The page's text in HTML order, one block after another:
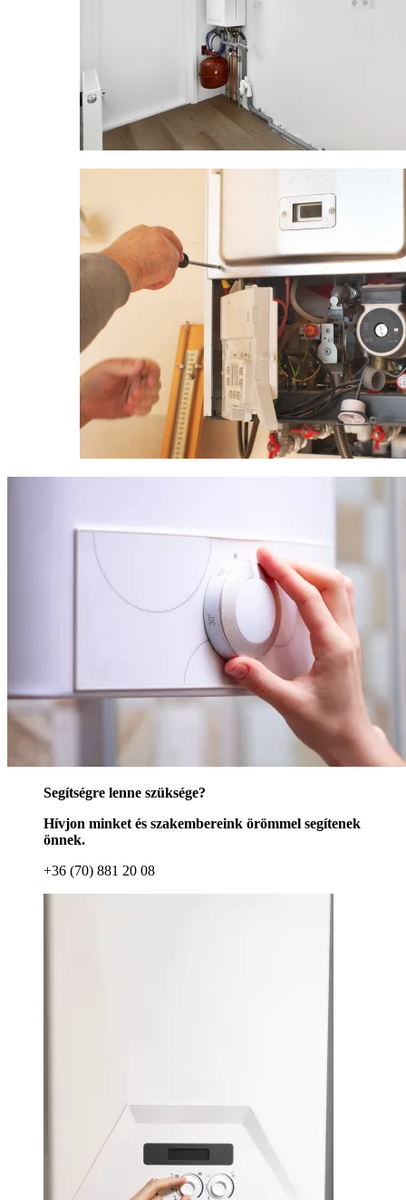
Segítségre lenne szüksége?
Hívjon minket és szakembereink örömmel segítenek
önnek.
+36 (70) 881 20 08